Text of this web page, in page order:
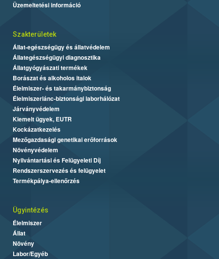
Üzemeltetési információ
Szakterületek
Állat-egészségügy és állatvédelem
Állategészségügyi diagnosztika
Állatgyógyászati termékek
Borászat és alkoholos italok
Élelmiszer- és takarmánybiztonság
Élelmiszerlánc-biztonsági laborhálózat
Járványvédelem
Kiemelt ügyek, EUTR
Kockázatkezelés
Mezőgazdasági genetikai erőforrások
Növényvédelem
Nyilvántartási és Felügyeleti Díj
Rendszerszervezés és felügyelet
Termékpálya-ellenőrzés
Ügyintézés
Élelmiszer
Állat
Növény
Labor/Egyéb